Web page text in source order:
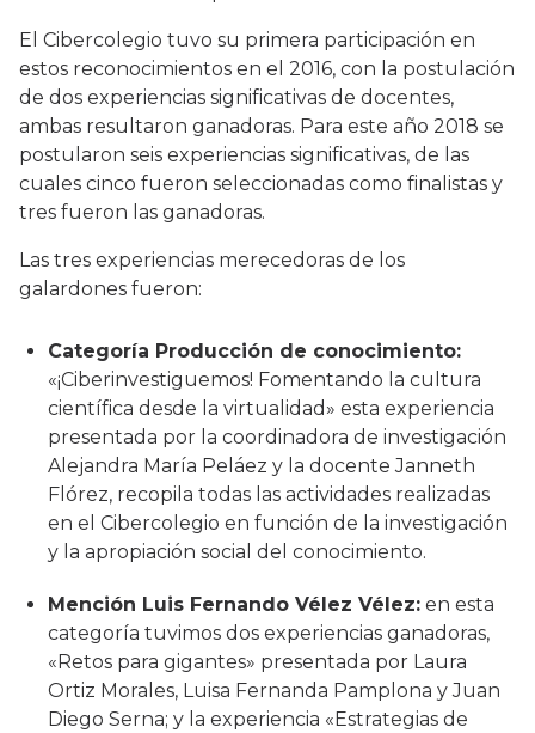
El Cibercolegio tuvo su primera participación en
estos reconocimientos en el 2016, con la postulación
de dos experiencias significativas de docentes,
ambas resultaron ganadoras. Para este año 2018 se
postularon seis experiencias significativas, de las
cuales cinco fueron seleccionadas como finalistas y
tres fueron las ganadoras.
Las tres experiencias merecedoras de los
galardones fueron:
Categoría Producción de conocimiento:
«¡Ciberinvestiguemos! Fomentando la cultura
científica desde la virtualidad» esta experiencia
presentada por la coordinadora de investigación
Alejandra María Peláez y la docente Janneth
Flórez, recopila todas las actividades realizadas
en el Cibercolegio en función de la investigación
y la apropiación social del conocimiento.
Mención Luis Fernando Vélez Vélez: en esta
categoría tuvimos dos experiencias ganadoras,
«Retos para gigantes» presentada por Laura
Ortiz Morales, Luisa Fernanda Pamplona y Juan
Diego Serna; y la experiencia «Estrategias de